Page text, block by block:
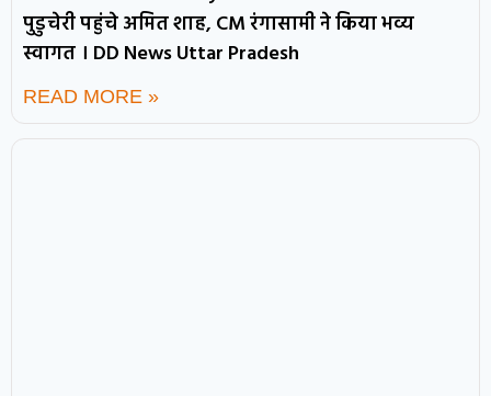
पुडुचेरी पहुंचे अमित शाह, CM रंगासामी ने किया भव्य
स्वागत । DD News Uttar Pradesh
READ MORE »